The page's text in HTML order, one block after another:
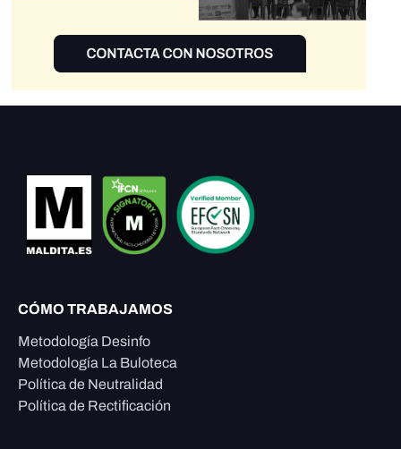
CÓMO TRABAJAMOS
Metodología Desinfo
Metodología La Buloteca
Política de Neutralidad
Política de Rectificación